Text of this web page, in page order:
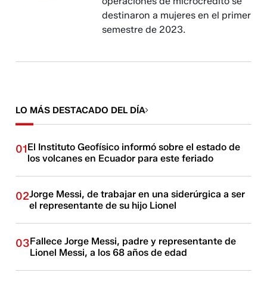
destinaron a mujeres en el primer
semestre de 2023.
LO MÁS DESTACADO DEL DÍA
01El Instituto Geofísico informó sobre el estado de
los volcanes en Ecuador para este feriado
02Jorge Messi, de trabajar en una siderúrgica a ser
el representante de su hijo Lionel
03Fallece Jorge Messi, padre y representante de
Lionel Messi, a los 68 años de edad